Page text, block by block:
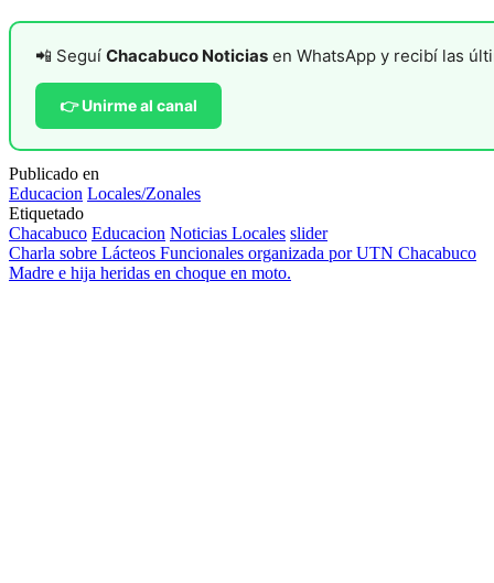
📲 Seguí Chacabuco Noticias en WhatsApp y recibí las
👉 Unirme al canal
Publicado en
Educacion Locales/Zonales
Etiquetado
Chacabuco Educacion Noticias Locales slider
Navegación
de
Charla sobre Lácteos Funcionales organizada por UTN Chacabuco
Madre e hija heridas en choque en moto.